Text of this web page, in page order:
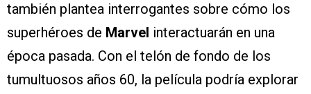
también plantea interrogantes sobre cómo los
superhéroes de Marvel interactuarán en una
época pasada. Con el telón de fondo de los
tumultuosos años 60, la película podría explorar